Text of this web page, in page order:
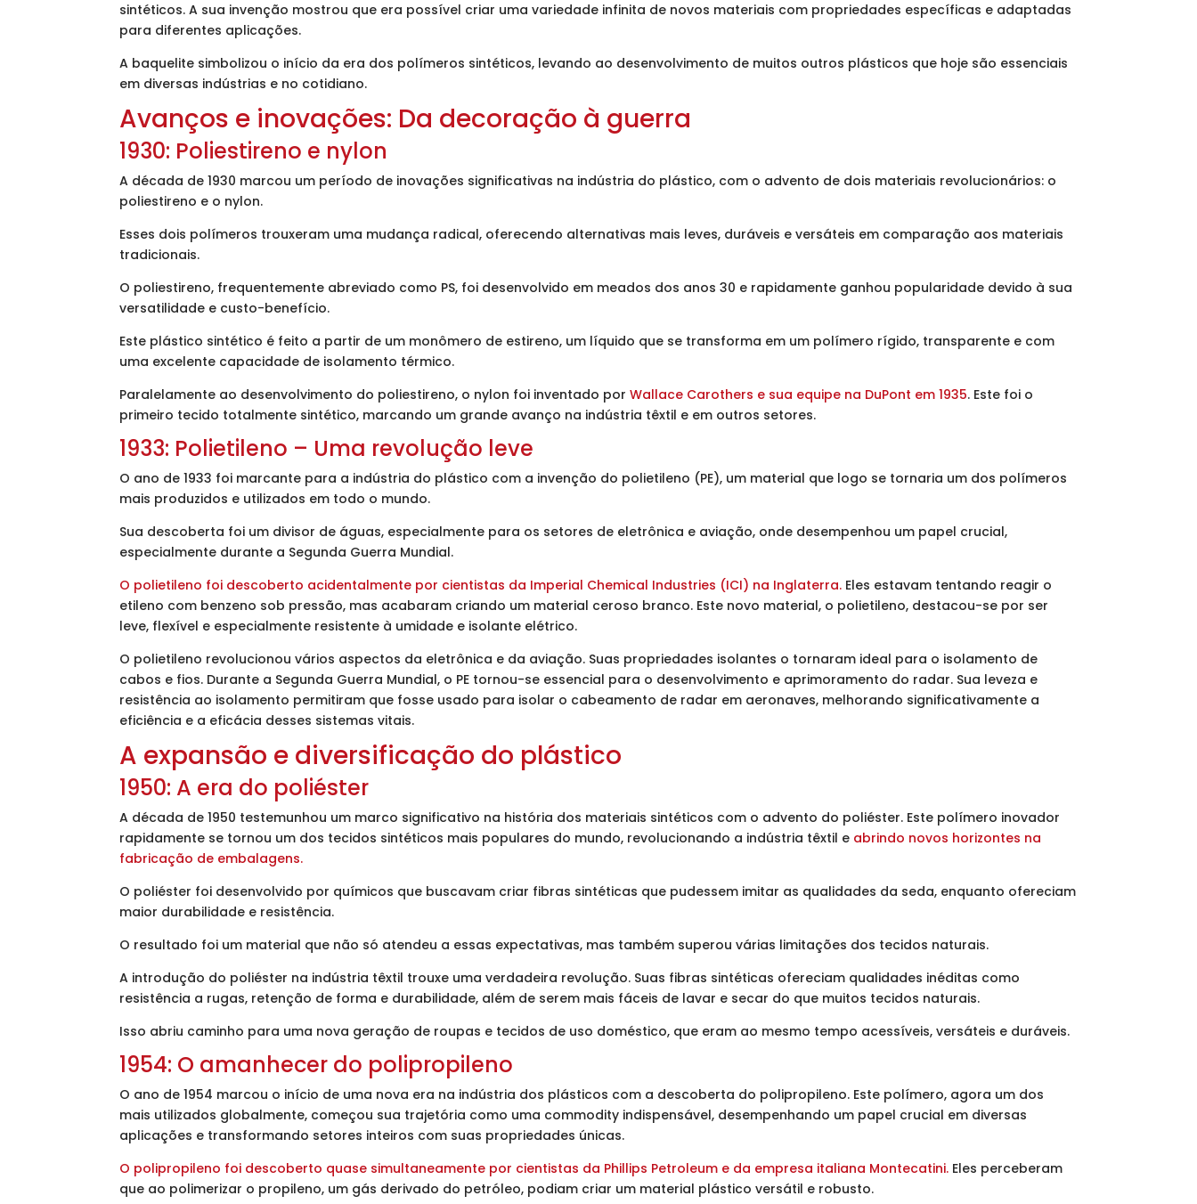
sintéticos. A sua invenção mostrou que era possível criar uma variedade infinita de novos materiais com propriedades específicas e adaptadas
para diferentes aplicações.
A baquelite simbolizou o início da era dos polímeros sintéticos, levando ao desenvolvimento de muitos outros plásticos que hoje são essenciais
em diversas indústrias e no cotidiano.
Avanços e inovações: Da decoração à guerra
1930: Poliestireno e nylon
A década de 1930 marcou um período de inovações significativas na indústria do plástico, com o advento de dois materiais revolucionários: o
poliestireno e o nylon.
Esses dois polímeros trouxeram uma mudança radical, oferecendo alternativas mais leves, duráveis e versáteis em comparação aos materiais
tradicionais.
O poliestireno, frequentemente abreviado como PS, foi desenvolvido em meados dos anos 30 e rapidamente ganhou popularidade devido à sua
versatilidade e custo-benefício.
Este plástico sintético é feito a partir de um monômero de estireno, um líquido que se transforma em um polímero rígido, transparente e com
uma excelente capacidade de isolamento térmico.
Paralelamente ao desenvolvimento do poliestireno, o nylon foi inventado porWallace Carothers e sua equipe na DuPont em 1935. Este foi o
primeiro tecido totalmente sintético, marcando um grande avanço na indústria têxtil e em outros setores.
1933: Polietileno – Uma revolução leve
O ano de 1933 foi marcante para a indústria do plástico com a invenção do polietileno (PE), um material que logo se tornaria um dos polímeros
mais produzidos e utilizados em todo o mundo.
Sua descoberta foi um divisor de águas, especialmente para os setores de eletrônica e aviação, onde desempenhou um papel crucial,
especialmente durante a Segunda Guerra Mundial.
O polietileno foi descoberto acidentalmente por cientistas da Imperial Chemical Industries (ICI) na Inglaterra. Eles estavam tentando reagir o
etileno com benzeno sob pressão, mas acabaram criando um material ceroso branco. Este novo material, o polietileno, destacou-se por ser
leve, flexível e especialmente resistente à umidade e isolante elétrico.
O polietileno revolucionou vários aspectos da eletrônica e da aviação. Suas propriedades isolantes o tornaram ideal para o isolamento de
cabos e fios. Durante a Segunda Guerra Mundial, o PE tornou-se essencial para o desenvolvimento e aprimoramento do radar. Sua leveza e
resistência ao isolamento permitiram que fosse usado para isolar o cabeamento de radar em aeronaves, melhorando significativamente a
eficiência e a eficácia desses sistemas vitais.
A expansão e diversificação do plástico
1950: A era do poliéster
A década de 1950 testemunhou um marco significativo na história dos materiais sintéticos com o advento do poliéster. Este polímero inovador
rapidamente se tornou um dos tecidos sintéticos mais populares do mundo, revolucionando a indústria têxtil e abrindo novos horizontes na
fabricação de embalagens.
O poliéster foi desenvolvido por químicos que buscavam criar fibras sintéticas que pudessem imitar as qualidades da seda, enquanto ofereciam
maior durabilidade e resistência.
O resultado foi um material que não só atendeu a essas expectativas, mas também superou várias limitações dos tecidos naturais.
A introdução do poliéster na indústria têxtil trouxe uma verdadeira revolução. Suas fibras sintéticas ofereciam qualidades inéditas como
resistência a rugas, retenção de forma e durabilidade, além de serem mais fáceis de lavar e secar do que muitos tecidos naturais.
Isso abriu caminho para uma nova geração de roupas e tecidos de uso doméstico, que eram ao mesmo tempo acessíveis, versáteis e duráveis.
1954: O amanhecer do polipropileno
O ano de 1954 marcou o início de uma nova era na indústria dos plásticos com a descoberta do polipropileno. Este polímero, agora um dos
mais utilizados globalmente, começou sua trajetória como uma commodity indispensável, desempenhando um papel crucial em diversas
aplicações e transformando setores inteiros com suas propriedades únicas.
O polipropileno foi descoberto quase simultaneamente por cientistas da Phillips Petroleum e da empresa italiana Montecatini. Eles perceberam
que ao polimerizar o propileno, um gás derivado do petróleo, podiam criar um material plástico versátil e robusto.